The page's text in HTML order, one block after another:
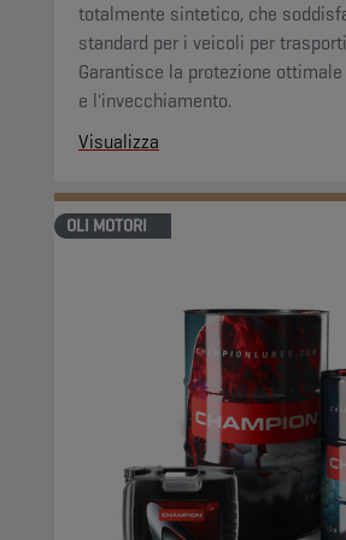
totalmente sintetico, che
standard per i veicoli per
Garantisce la protezione
e l'invecchiamento.
Visualizza
OLI MOTORI